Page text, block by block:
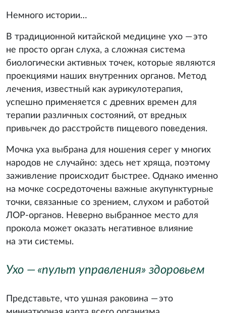
Немного истории…
В традиционной китайской медицине ухо — это
не просто орган слуха, а сложная система
биологически активных точек, которые являются
проекциями наших внутренних органов. Метод
лечения, известный как аурикулотерапия,
успешно применяется с древних времен для
терапии различных состояний, от вредных
привычек до расстройств пищевого поведения.
Мочка уха выбрана для ношения серег у многих
народов не случайно: здесь нет хряща, поэтому
заживление происходит быстрее. Однако именно
на мочке сосредоточены важные акупунктурные
точки, связанные со зрением, слухом и работой
ЛОР-органов. Неверно выбранное место для
прокола может оказать негативное влияние
на эти системы.
Ухо — «пульт управления» здоровьем
Представьте, что ушная раковина — это